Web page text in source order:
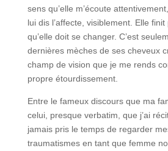
sens qu’elle m’écoute
lui dis l’affecte, visiblement. Elle
qu’elle doit se changer. C’est
dernières mèches de ses cheveux
champ de vision que je me rends
propre étourdissement.
Entre le fameux discours que ma
celui, presque verbatim, que j’ai
jamais pris le temps de regarder
traumatismes en tant que femme